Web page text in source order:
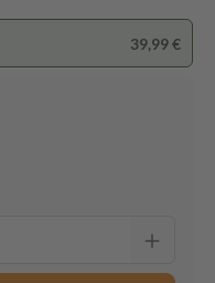
39,99 €